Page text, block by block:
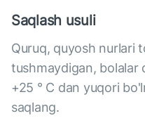
Saqlash usuli
Quruq, quyosh nurlari
tushmaydigan, bolalar
+25 ° C dan yuqori
saqlang.